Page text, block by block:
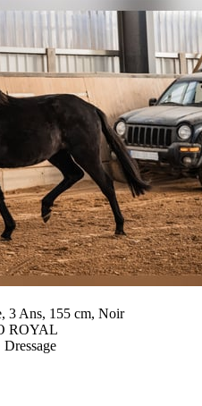
3 Ans, 155 cm, Noir
ROYAL
Dressage